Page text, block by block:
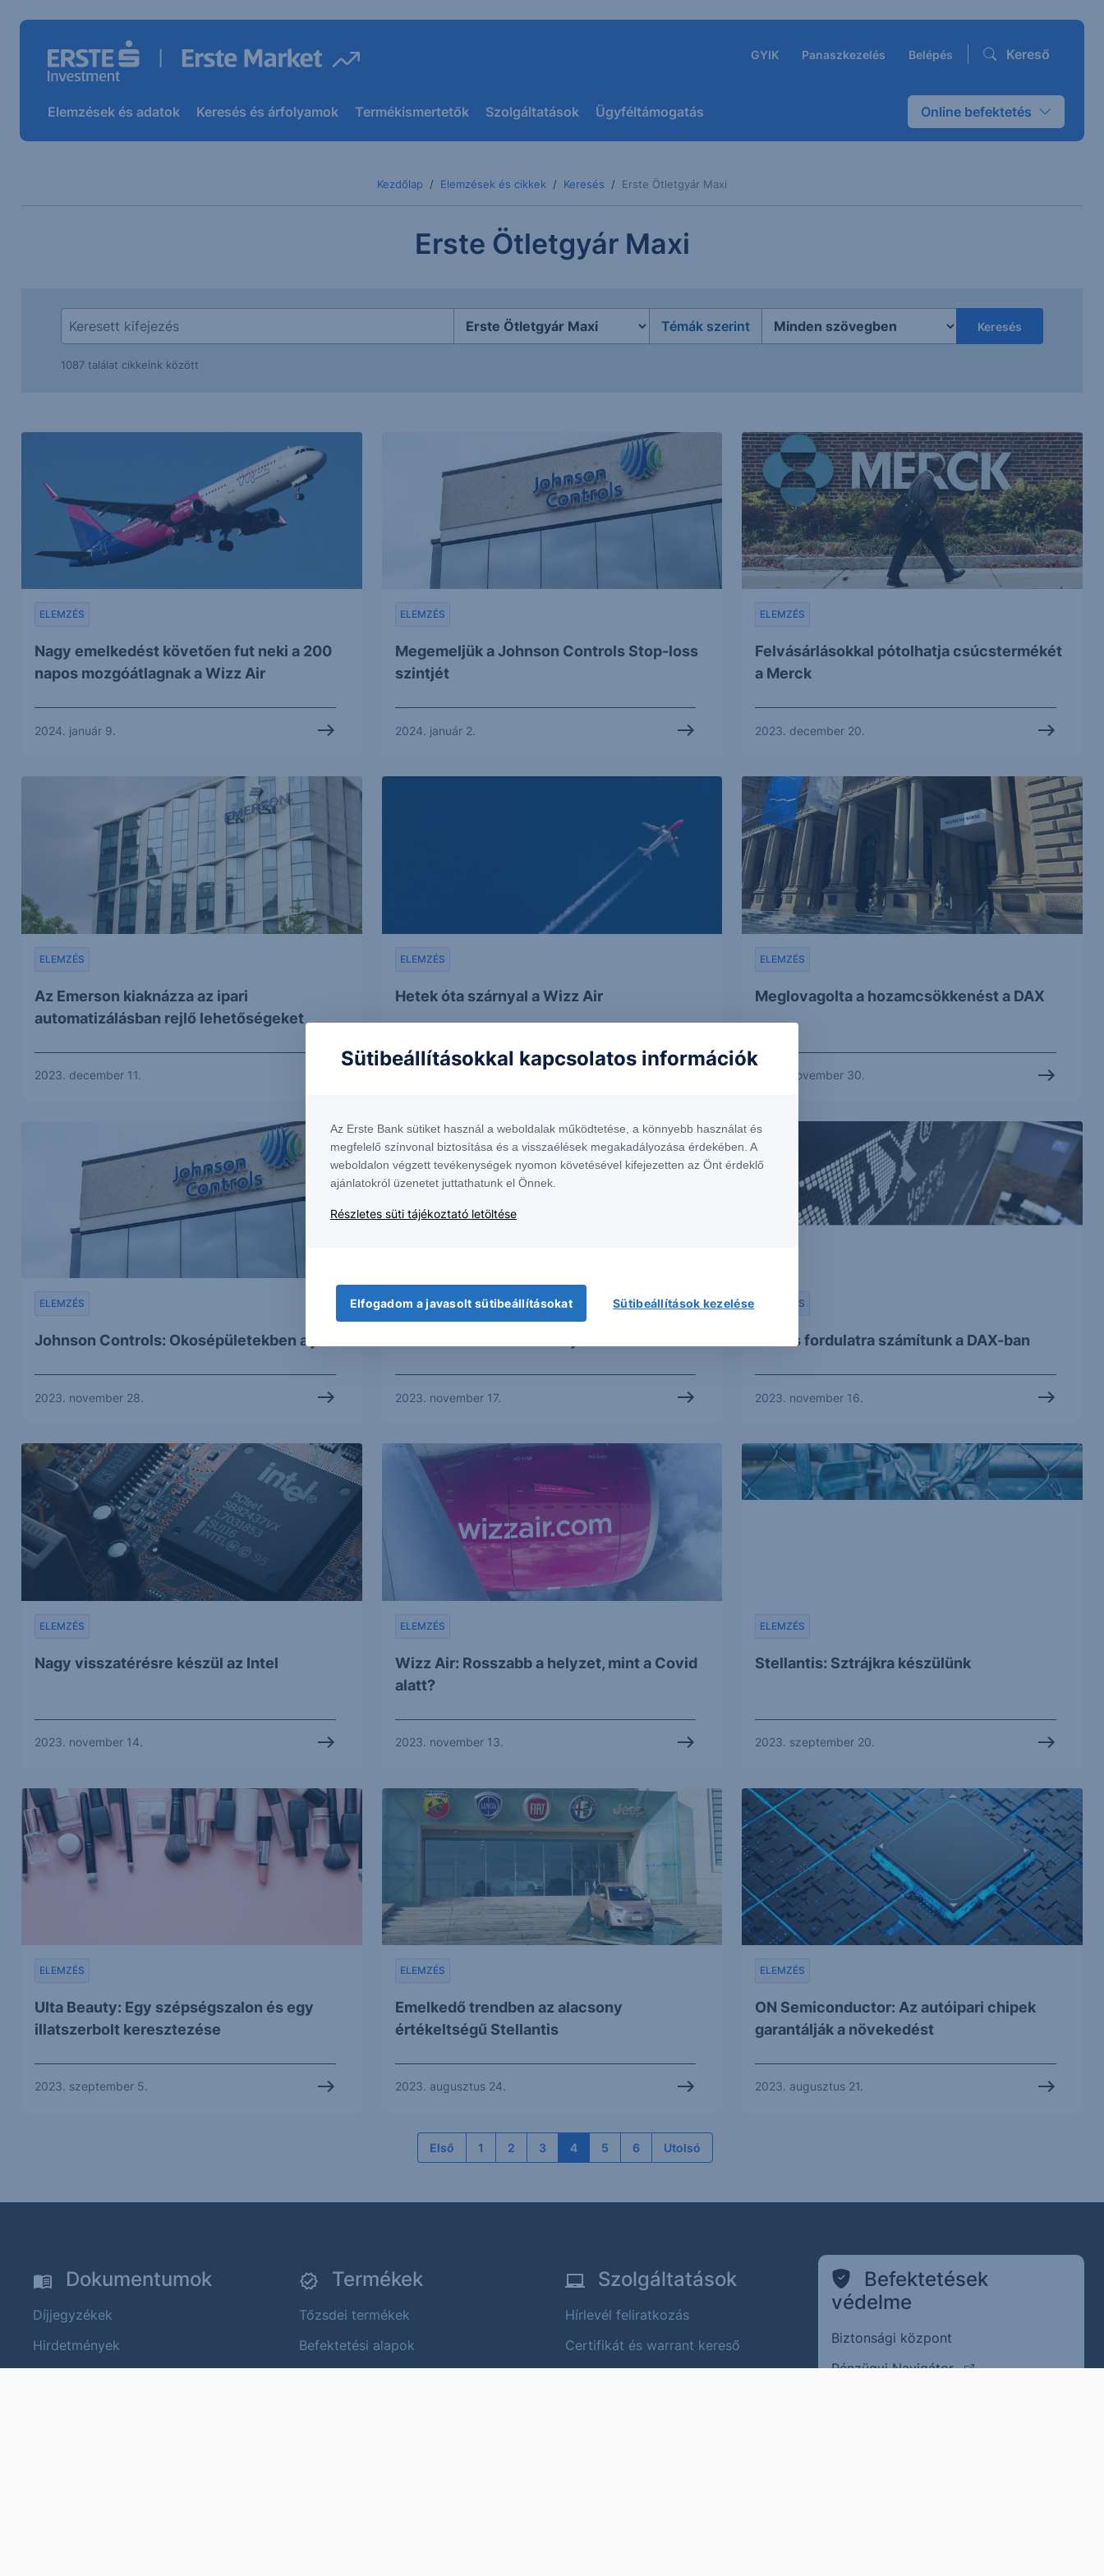
GYIK Panaszkezelés Belépés Kereső
Elemzések és adatok Keresés és árfolyamok Termékismertetők Szolgáltatások Ügyféltámogatás Online befektetés
Kezdőlap Elemzések és cikkek Keresés Erste Ötletgyár Maxi
Erste Ötletgyár Maxi
Témák szerint Keresés
1087 találat cikkeink között
Nagy emelkedést követően fut neki a 200
napos mozgóátlagnak a Wizz Air
ELEMZÉS
2024. január 9.
Megemeljük a Johnson Controls Stop-loss
szintjét
ELEMZÉS
2024. január 2.
Felvásárlásokkal pótolhatja csúcstermékét
a Merck
ELEMZÉS
2023. december 20.
Az Emerson kiaknázza az ipari
automatizálásban rejlő lehetőségeket
ELEMZÉS
2023. december 11.
Hetek óta szárnyal a Wizz Air
ELEMZÉS
Meglovagolta a hozamcsökkenést a DAX
ELEMZÉS
2023. november 30.
Johnson Controls: Okosépületekben a jövő
ELEMZÉS
2023. november 28.
ELEMZÉS
2023. november 17.
Tartós fordulatra számítunk a DAX-ban
ELEMZÉS
2023. november 16.
Nagy visszatérésre készül az Intel
ELEMZÉS
2023. november 14.
Wizz Air: Rosszabb a helyzet, mint a Covid
alatt?
ELEMZÉS
2023. november 13.
Stellantis: Sztrájkra készülünk
ELEMZÉS
2023. szeptember 20.
Ulta Beauty: Egy szépségszalon és egy
illatszerbolt keresztezése
ELEMZÉS
2023. szeptember 5.
Emelkedő trendben az alacsony
értékeltségű Stellantis
ELEMZÉS
2023. augusztus 24.
ON Semiconductor: Az autóipari chipek
garantálják a növekedést
ELEMZÉS
2023. augusztus 21.
Első 1 2 3 4 5 6 Utolsó
Dokumentumok
Díjjegyzékek
Hirdetmények
Termékek
Tőzsdei termékek
Befektetési alapok
Szolgáltatások
Hírlevél feliratkozás
Certifikát és warrant kereső
Befektetések
védelme
Biztonsági központ
Pénzügyi Navigátor(külső oldalra ugrik)
Sütibeállításokkal kapcsolatos információk
Az Erste Bank sütiket használ a weboldalak működtetése, a könnyebb használat és
megfelelő színvonal biztosítása és a visszaélések megakadályozása érdekében. A
weboldalon végzett tevékenységek nyomon követésével kifejezetten az Önt érdeklő
ajánlatokról üzenetet juttathatunk el Önnek.
Részletes süti tájékoztató letöltése
Elfogadom a javasolt sütibeállításokat Sütibeállítások kezelése